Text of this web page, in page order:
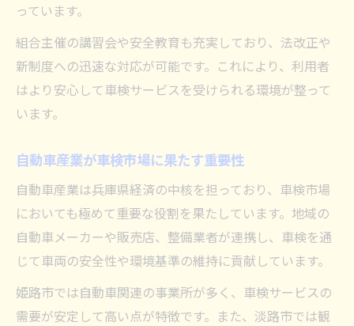
っています。
組合主催の講習会や安全教育も充実しており、法改正や
新制度への迅速な対応が可能です。これにより、利用者
はより安心して車検サービスを受けられる環境が整って
います。
自動車産業が車検市場に果たす重要性
自動車産業は兵庫県経済の中核を担っており、車検市場
においても極めて重要な役割を果たしています。地域の
自動車メーカーや販売店、整備業者が連携し、車検を通
じて車両の安全性や環境基準の維持に貢献しています。
姫路市では自動車関連の事業所が多く、車検サービスの
需要が安定して高い点が特徴です。また、淡路市では観